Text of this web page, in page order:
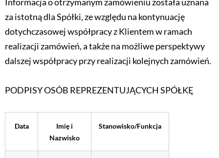
za istotną dla Spółki, ze względu na kontynuację
dotychczasowej współpracy z Klientem w ramach
realizacji zamówień, a także na możliwe perspektywy
dalszej współpracy przy realizacji kolejnych zamówień.
PODPISY OSÓB REPREZENTUJĄCYCH SPÓŁKĘ
Data
Imię i
Nazwisko
Stanowisko/Funkcja